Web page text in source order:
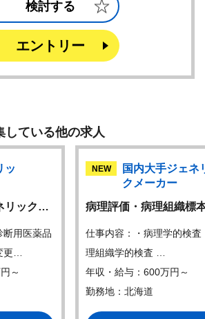
検討する
エントリー
している他の求人
ッ
リック…
断用医薬品
更…
～
NEW
国内大手ジェネ
クメーカー
病理評価・病理組織標
仕事内容：・病理学的検査
理組織学的検査 …
年収・給与：600万円～
勤務地：北海道